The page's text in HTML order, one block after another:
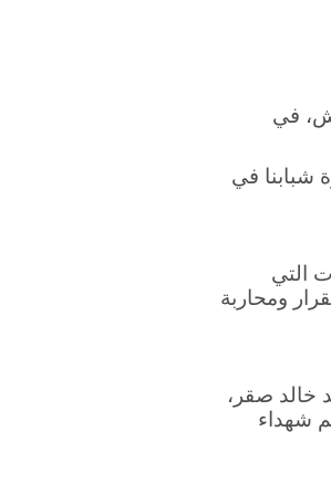
في
شبابنا في
التي
ومحاربة
خالد صقر،
شهداء